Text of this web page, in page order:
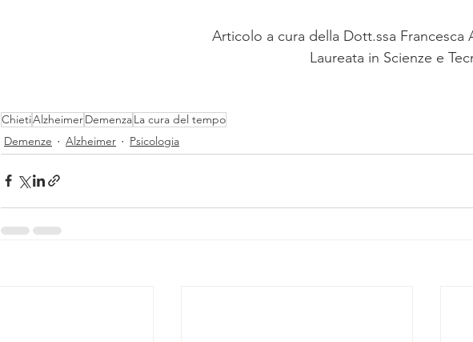
Articolo a cura della Dott.ssa Francesca
Laureata in Scienze e
ChietiAlzheimerDemenzaLa cura del tempo
Demenze
Alzheimer Psicologia